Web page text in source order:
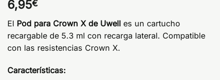
6,95€
El Pod para Crown X de Uwell es un cartucho
recargable de 5.3 ml con recarga lateral. Compatible
con las resistencias Crown X.
Características: